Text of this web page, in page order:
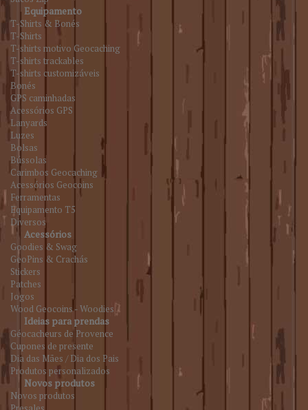
Equipamento
T-Shirts & Bonés
T-Shirts
T-shirts motivo Geocaching
T-shirts trackables
T-shirts customizáveis
Bonés
GPS caminhadas
Acessórios GPS
Lanyards
Luzes
Bolsas
Bússolas
Carimbos Geocaching
Acessórios Geocoins
Ferramentas
Equipamento T5
Diversos
Acessórios
Goodies & Swag
GeoPins & Crachás
Stickers
Patches
Jogos
Wood Geocoins - Woodies
Ideias para prendas
Géocacheurs de Provence
Cupones de presente
Dia das Mães / Dia dos Pais
Produtos personalizados
Novos produtos
Novos produtos